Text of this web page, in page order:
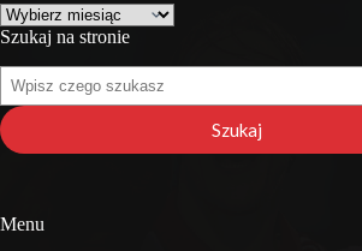
Archiwa
Szukaj na stronie
na
stronie
Szukaj
Menu